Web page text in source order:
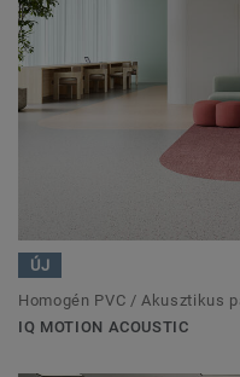
ÚJ
Homogén PVC / Akusztikus
IQ MOTION ACOUSTIC